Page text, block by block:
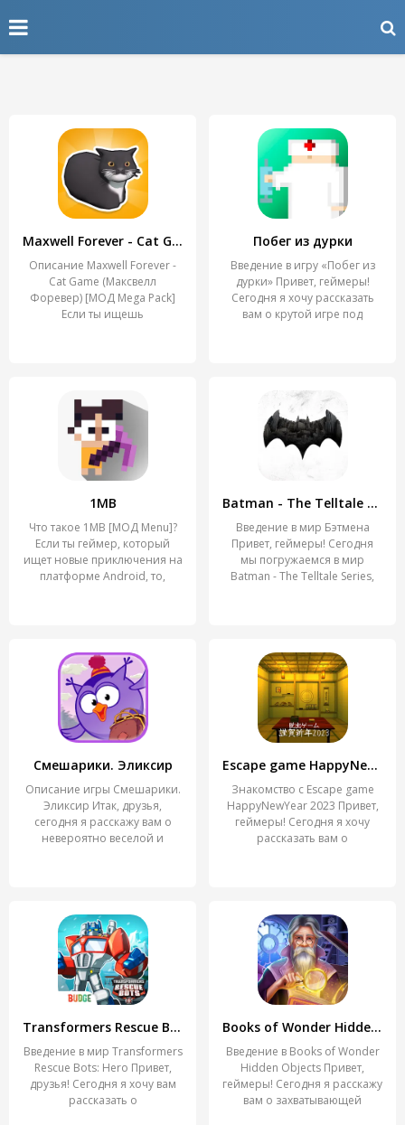
Maxwell Forever - Cat Game
Описание Maxwell Forever -
Cat Game (Максвелл
Форевер) [МОД Mega Pack]
Если ты ищешь
Побег из дурки
Введение в игру «Побег из
дурки» Привет, геймеры!
Сегодня я хочу рассказать
вам о крутой игре под
1MB
Что такое 1MB [МОД Menu]?
Если ты геймер, который
ищет новые приключения на
платформе Android, то,
Batman - The Telltale Series
Введение в мир Бэтмена
Привет, геймеры! Сегодня
мы погружаемся в мир
Batman - The Telltale Series,
Смешарики. Эликсир
Описание игры Смешарики.
Эликсир Итак, друзья,
сегодня я расскажу вам о
невероятно веселой и
Escape game HappyNewYear 2023
Знакомство с Escape game
HappyNewYear 2023 Привет,
геймеры! Сегодня я хочу
рассказать вам о
Transformers Rescue Bots: Hero
Введение в мир Transformers
Rescue Bots: Hero Привет,
друзья! Сегодня я хочу вам
рассказать о
Books of Wonder Hidden Objects
Введение в Books of Wonder
Hidden Objects Привет,
геймеры! Сегодня я расскажу
вам о захватывающей